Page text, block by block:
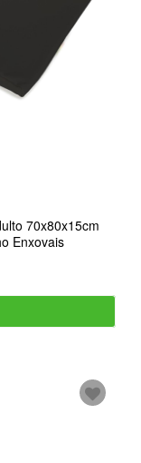
70x80x15cm
Enxovais